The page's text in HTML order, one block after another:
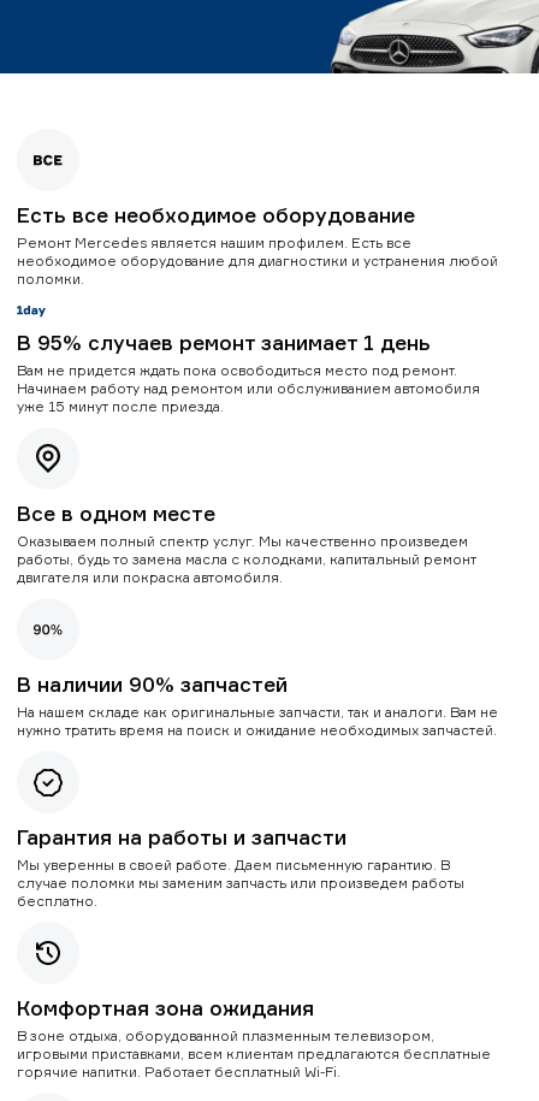
Есть все необходимое оборудование
Ремонт Mercedes является нашим профилем. Есть все
необходимое оборудование для диагностики и устранения любой
поломки.
В 95% случаев ремонт занимает 1 день
Вам не придется ждать пока освободиться место под ремонт.
Начинаем работу над ремонтом или обслуживанием автомобиля
уже 15 минут после приезда.
Все в одном месте
Оказываем полный спектр услуг. Мы качественно произведем
работы, будь то замена масла с колодками, капитальный ремонт
двигателя или покраска автомобиля.
В наличии 90% запчастей
На нашем складе как оригинальные запчасти, так и аналоги. Вам не
нужно тратить время на поиск и ожидание необходимых запчастей.
Гарантия на работы и запчасти
Мы уверенны в своей работе. Даем письменную гарантию. В
случае поломки мы заменим запчасть или произведем работы
бесплатно.
Комфортная зона ожидания
В зоне отдыха, оборудованной плазменным телевизором,
игровыми приставками, всем клиентам предлагаются бесплатные
горячие напитки. Работает бесплатный Wi-Fi.